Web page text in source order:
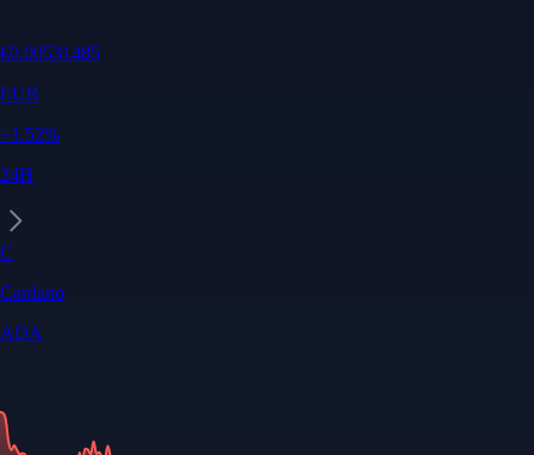
€0.00531485
EUR
+1.52%
24H
C
Cardano
ADA